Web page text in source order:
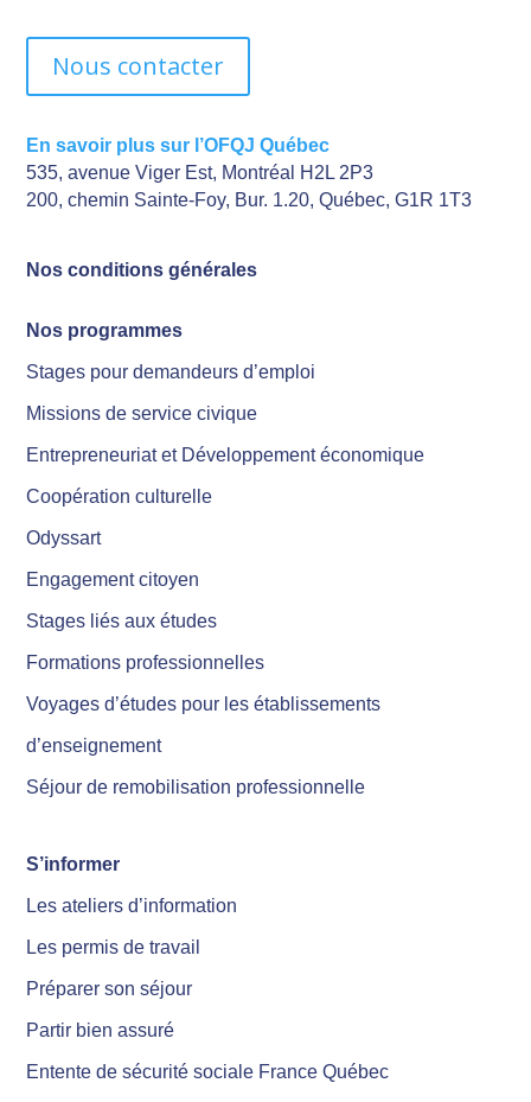
Nous contacter
En savoir plus sur l’OFQJ Québec
535, avenue Viger Est, Montréal H2L 2P3
200, chemin Sainte-Foy, Bur. 1.20, Québec, G1R 1T3
Nos conditions générales
Nos programmes
Stages pour demandeurs d’emploi
Missions de service civique
Entrepreneuriat et Développement économique
Coopération culturelle
Odyssart
Engagement citoyen
Stages liés aux études
Formations professionnelles
Voyages d’études pour les établissements
d’enseignement
Séjour de remobilisation professionnelle
S’informer
Les ateliers d’information
Les permis de travail
Préparer son séjour
Partir bien assuré
Entente de sécurité sociale France Québec